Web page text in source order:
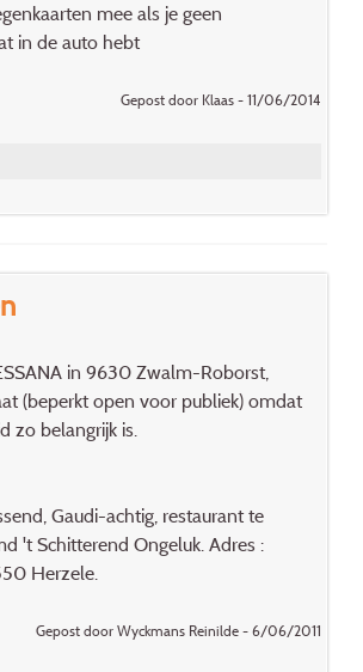
mee als je geen
in de auto hebt
Gepost door Klaas - 11/06/2014
in 9630 Zwalm-Roborst,
(beperkt open voor publiek) omdat
zo belangrijk is.
Gaudi-achtig, restaurant te
't Schitterend Ongeluk. Adres :
Herzele.
Gepost door Wyckmans Reinilde - 6/06/2011